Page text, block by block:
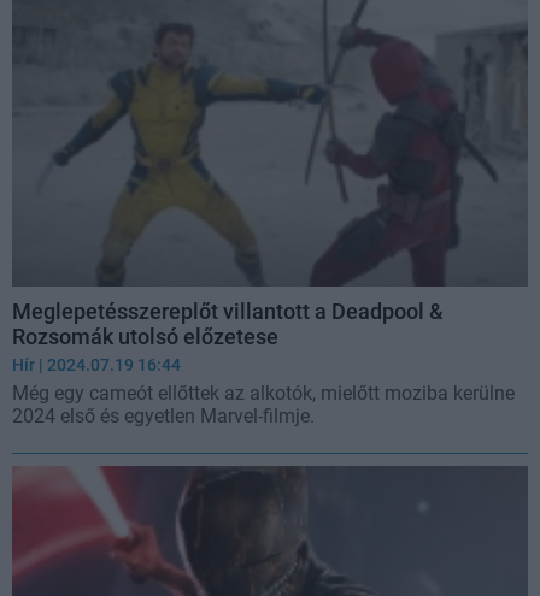
Meglepetésszereplőt villantott a Deadpool &
Rozsomák utolsó előzetese
Hír | 2024.07.19 16:44
Még egy cameót ellőttek az alkotók, mielőtt moziba kerülne
2024 első és egyetlen Marvel-filmje.